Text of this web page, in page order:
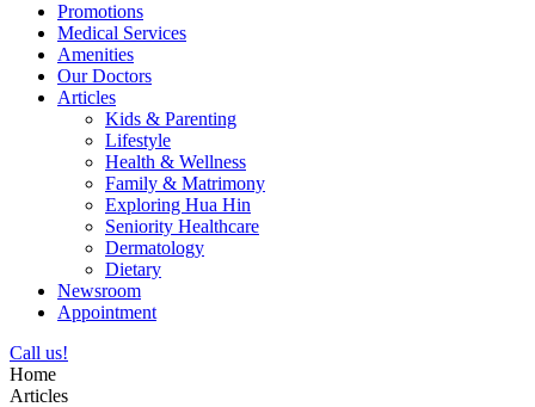
Promotions
Medical Services
Amenities
Our Doctors
Articles
Kids & Parenting
Lifestyle
Health & Wellness
Family & Matrimony
Exploring Hua Hin
Seniority Healthcare
Dermatology
Dietary
Newsroom
Appointment
Call us!
Home
Articles